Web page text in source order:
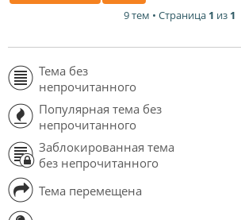
9 тем • Страница 1 из 1
Тема без
непрочитанного
Популярная тема без
непрочитанного
Заблокированная тема
без непрочитанного
Тема перемещена